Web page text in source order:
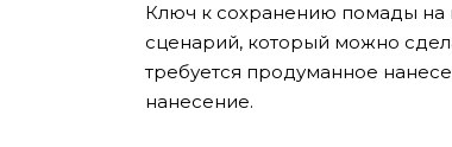
Ключ к сохранению помады на
сценарий, который можно
требуется продуманное
нанесение.